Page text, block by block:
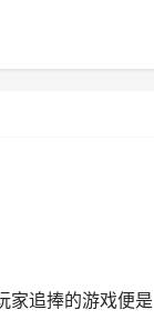
家追捧的游戏便是